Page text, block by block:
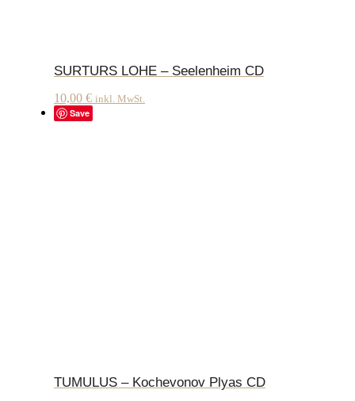
SURTURS LOHE – Seelenheim CD
10,00 € inkl. MwSt.
Save
TUMULUS – Kochevonov Plyas CD